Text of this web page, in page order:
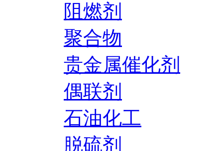
阻燃剂
聚合物
贵金属催化剂
偶联剂
石油化工
脱硫剂